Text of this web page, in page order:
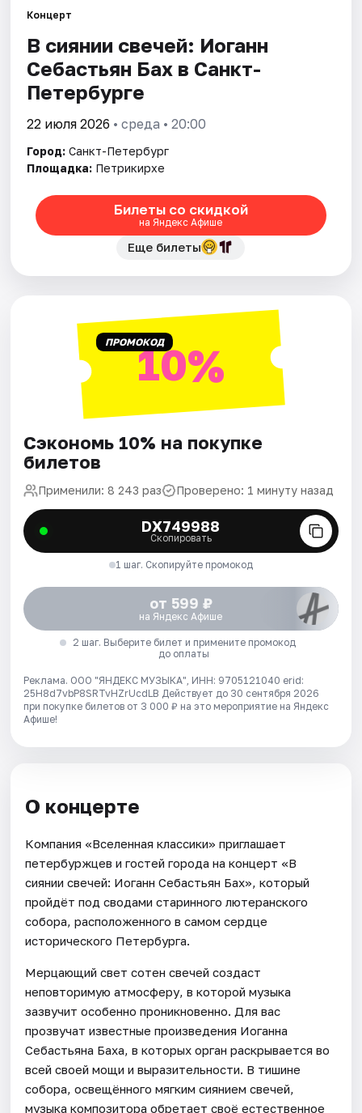
Города
Площадки
Артисты
Рейтинги
Концерт
В сиянии свечей: Иоганн
Себастьян Бах в Санкт-
Петербурге
22 июля 2026 • среда • 20:00
Город: Санкт-Петербург
Площадка: Петрикирхе
Билеты со скидкой
на Яндекс Афише
Еще билеты
ПРОМОКОД10%
Сэкономь 10% на покупке
билетов
Применили: 8 243 раз Проверено: 1 минуту назад
DX749988
Скопировать
1 шаг. Скопируйте промокод
от 599 ₽
на Яндекс Афише
2 шаг. Выберите билет и примените промокод
до оплаты
Реклама. ООО "ЯНДЕКС МУЗЫКА", ИНН: 9705121040 erid:
25H8d7vbP8SRTvHZrUcdLB Действует до 30 сентября 2026
при покупке билетов от 3 000 ₽ на это мероприятие на Яндекс
Афише!
О концерте
Компания «Вселенная классики» приглашает
петербуржцев и гостей города на концерт «В
сиянии свечей: Иоганн Себастьян Бах», который
пройдёт под сводами старинного лютеранского
собора, расположенного в самом сердце
исторического Петербурга.
Мерцающий свет сотен свечей создаст
неповторимую атмосферу, в которой музыка
зазвучит особенно проникновенно. Для вас
прозвучат известные произведения Иоганна
Себастьяна Баха, в которых орган раскрывается во
всей своей мощи и выразительности. В тишине
собора, освещённого мягким сиянием свечей,
музыка композитора обретает своё естественное